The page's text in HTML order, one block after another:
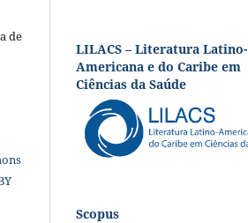
de
LILACS – Literatura Latino-
Americana e do Caribe em
Ciências da Saúde
Scopus